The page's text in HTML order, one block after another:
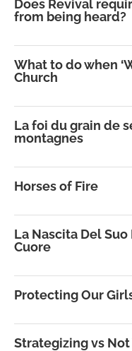
Does Revival
from being heard?
What to do when
Church
La foi du grain de
montagnes
Horses of Fire
La Nascita Del
Cuore
Protecting Our
Strategizing vs